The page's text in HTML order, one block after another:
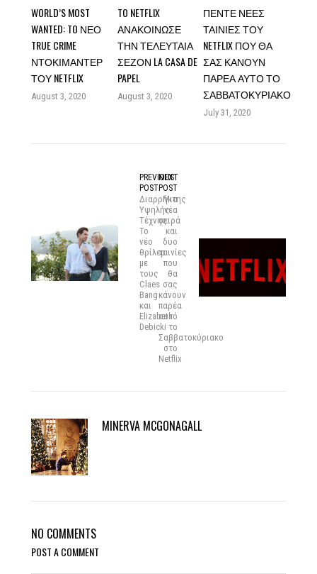
WORLD’S MOST
WANTED: TO ΝΈΟ
TRUE CRIME
ΝΤΟΚΙΜΑΝΤΈΡ
ΤΟΥ NETFLIX
August 3, 2020
TO NETFLIX
ΑΝΑΚΟΊΝΩΣΕ
ΤΗΝ ΤΕΛΕΥΤΑΊΑ
ΣΕΖΌΝ LA CASA DE
PAPEL
August 3, 2020
ΠΈΝΤΕ ΝΈΕΣ
ΤΑΙΝΊΕΣ ΤΟΥ
NETFLIX ΠΟΥ ΘΑ
ΣΑΣ ΚΆΝΟΥΝ
ΠΑΡΈΑ ΑΥΤΌ ΤΟ
ΣΑΒΒΑΤΟΚΎΡΙΑΚΟ
July 31, 2020
PREVIOUS
POST
Διαρρήκτης
Υψηλής
Τέχνης:
Το
νέο
θρίλερ
με
τους
Claes
Bang
και
Elizabeth
Debicki
NEXT
POST
Mια
νέα
σειρά
και
δυο
ταινίες
που
θα
σας
κάνουν
παρέα
αυτό
το
Σαββατοκύριακο
στο
Netflix
MINERVA MCGONAGALL
NO COMMENTS
POST A COMMENT